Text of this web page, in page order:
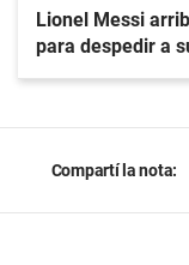
Lionel Messi
para despedir a
Compartí la nota: